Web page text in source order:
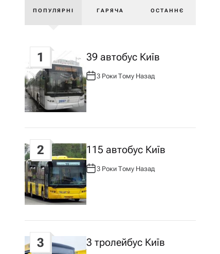
ПОПУЛЯРНІ ГАРЯЧА ОСТАННЄ
1 39 автобус Київ
А
В
Т
О
Р
:
3 Роки Тому Назад
2 115 автобус Київ
А
Т
О
Р
:
3 Роки Тому Назад
3 3 тролейбус Київ